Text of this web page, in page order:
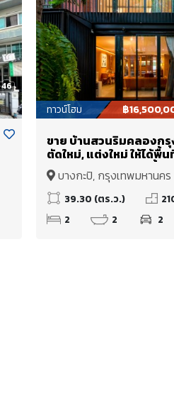
46
ทาวน์โฮม ฿
ขาย บ้านสวนริมคลองกรุ
ตัดใหม่, แต่งใหม่ ให้ได้พื้
ตร.ม. Townhome 2 ชั้น แ
บางกะปิ, กรุงเทพมหาน
39.30 (ตร.ว.)
2
2 2